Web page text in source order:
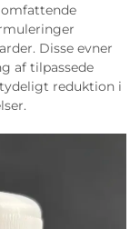
Disse evner
af tilpassede
reduktion i